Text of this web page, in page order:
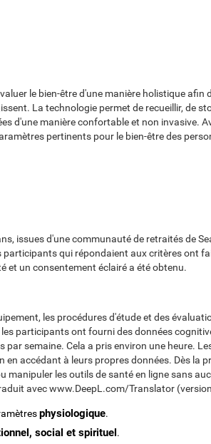
le bien-être d'une manière holistique afin
La technologie permet de recueillir, de
d'une manière confortable et non invasive.
pertinents pour le bien-être des
issues d'une communauté de retraités de
participants qui répondaient aux critères ont
et un consentement éclairé a été obtenu.
les procédures d'étude et des
participants ont fourni des données
semaine. Cela a pris environ une heure.
accédant à leurs propres données. Dès la
manipuler les outils de santé en ligne sans
avec www.DeepL.com/Translator
physiologique.
social et spirituel.